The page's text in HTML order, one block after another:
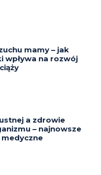
mamy – jak
wpływa na rozwój
a zdrowie
– najnowsze